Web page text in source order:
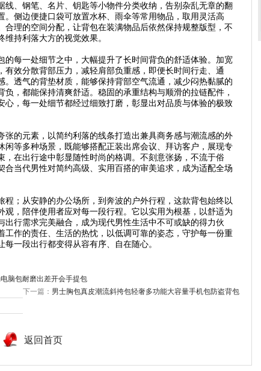
线、钢笔、名片、钥匙等小物件分类收纳，告别杂乱无章的翻
。侧边便捷口袋可放置水杯、雨伞等常用物品，取用灵活高
合理的空间分配，让背包在装满物品后依然保持规整版型，不
持利落大方的视觉效果。
的每一处细节之中，大幅提升了长时间背负的舒适体验。加宽
有效分散背部压力，减轻肩部负重感，即便长时间行走、通
。透气的背垫材质，能够保持背部空气流通，减少闷热黏腻的
，都能保持清爽舒适。稳固的承重结构与顺滑的拉链配件，
心，每一处细节都经过细致打磨，彰显出对品质与体验的极致
张的元素，以简约利落的线条打造出兼具商务感与潮流感的外
闲等多种场景，既能够搭配正装出席会议、拜访客户，展现专
，在出行途中彰显随性时尚的格调。不刻意张扬，不流于俗
合当代男性对简约高级、实用百搭的审美追求，成为适配全场
程；从安静的办公场所，到奔波的户外行程，这款背包始终以
观，陪伴使用者应对每一段行程。它以实用为根基，以舒适为
出行需求完美融合，成为现代男性生活中不可或缺的得力伙
工作的责任、生活的热忱，以低调可靠的姿态，守护每一份重
一段出行都变得从容有序、自在随心。
脑包耐磨出差开会手提包
下一篇： 男士胸包真皮潮流斜挎包轻奢多功能大容量手机包防盗背包
返回首页